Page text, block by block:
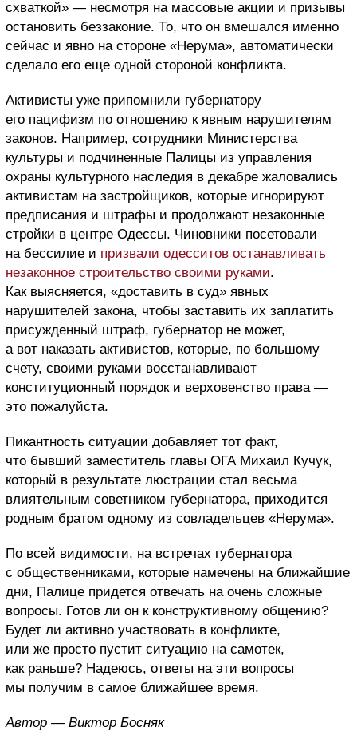
схваткой» — несмотря на массовые акции и призывы
остановить беззаконие. То, что он вмешался именно
сейчас и явно на стороне «Нерума», автоматически
сделало его еще одной стороной конфликта.
Активисты уже припомнили губернатору
его пацифизм по отношению к явным нарушителям
законов. Например, сотрудники Министерства
культуры и подчиненные Палицы из управления
охраны культурного наследия в декабре жаловались
активистам на застройщиков, которые игнорируют
предписания и штрафы и продолжают незаконные
стройки в центре Одессы. Чиновники посетовали
на бессилие и призвали одесситов останавливать
незаконное строительство своими руками.
Как выясняется, «доставить в суд» явных
нарушителей закона, чтобы заставить их заплатить
присужденный штраф, губернатор не может,
а вот наказать активистов, которые, по большому
счету, своими руками восстанавливают
конституционный порядок и верховенство права —
это пожалуйста.
Пикантность ситуации добавляет тот факт,
что бывший заместитель главы ОГА Михаил Кучук,
который в результате люстрации стал весьма
влиятельным советником губернатора, приходится
родным братом одному из совладельцев «Нерума».
По всей видимости, на встречах губернатора
с общественниками, которые намечены на ближайшие
дни, Палице придется отвечать на очень сложные
вопросы. Готов ли он к конструктивному общению?
Будет ли активно участвовать в конфликте,
или же просто пустит ситуацию на самотек,
как раньше? Надеюсь, ответы на эти вопросы
мы получим в самое ближайшее время.
Автор — Виктор Босняк